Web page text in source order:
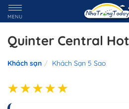
MENU
Quinter Central
Khách sạn Khách Sạn 5 Sao